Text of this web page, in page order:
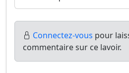
Connectez-vous pour
commentaire sur ce lavoir.